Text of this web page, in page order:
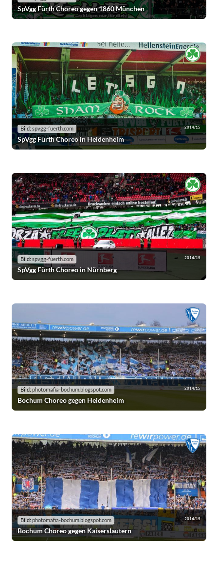
SpVgg Fürth Choreo gegen 1860 München
Bild: spvgg-fuerth.com 2014/15
SpVgg Fürth Choreo in Heidenheim
Bild: spvgg-fuerth.com 2014/15
SpVgg Fürth Choreo in Nürnberg
Bild: photomafia-bochum.blogspot.com 2014/15
Bochum Choreo gegen Heidenheim
Bild: photomafia-bochum.blogspot.com 2014/15
Bochum Choreo gegen Kaiserslautern